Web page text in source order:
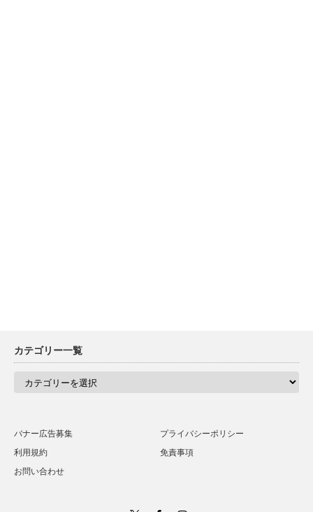
カテゴリー一覧
覧バナー広告募集
プライバシーポリシー
利用規約
免責事項
お問い合わせ
Instagram